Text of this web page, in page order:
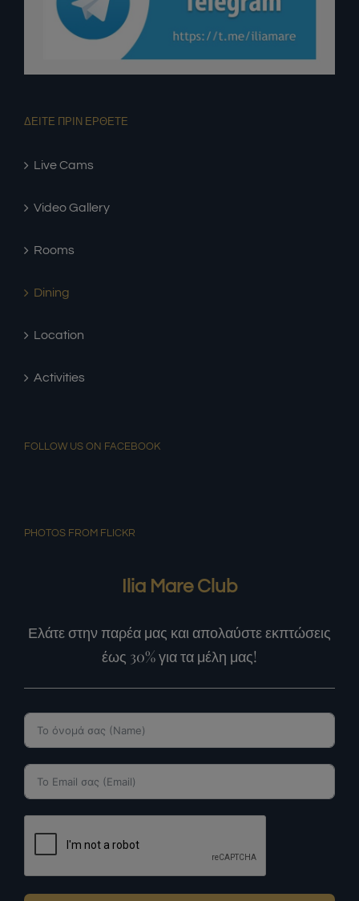
ΔΕΙΤΕ ΠΡΙΝ ΕΡΘΕΤΕ
Live Cams
Video Gallery
Rooms
Dining
Location
Activities
FOLLOW US ON FACEBOOK
PHOTOS FROM FLICKR
Ilia Mare Club
Ελάτε στην παρέα μας και απολαύστε εκπτώσεις
έως 30% για τα μέλη μας!